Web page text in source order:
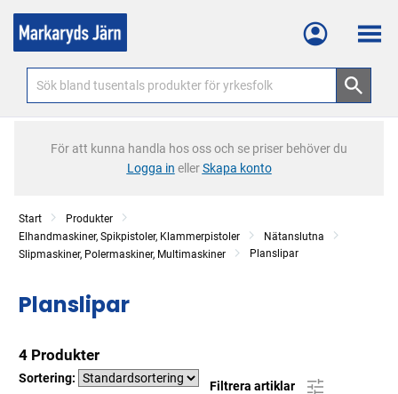
Meny
För att kunna handla hos oss och se priser behöver du
Logga in ellerSkapa konto
Start
Produkter
Elhandmaskiner, Spikpistoler, Klammerpistoler
Nätanslutna
Slipmaskiner, Polermaskiner, Multimaskiner
Planslipar
Planslipar
4 Produkter
Sortering:
Filtrera artiklar